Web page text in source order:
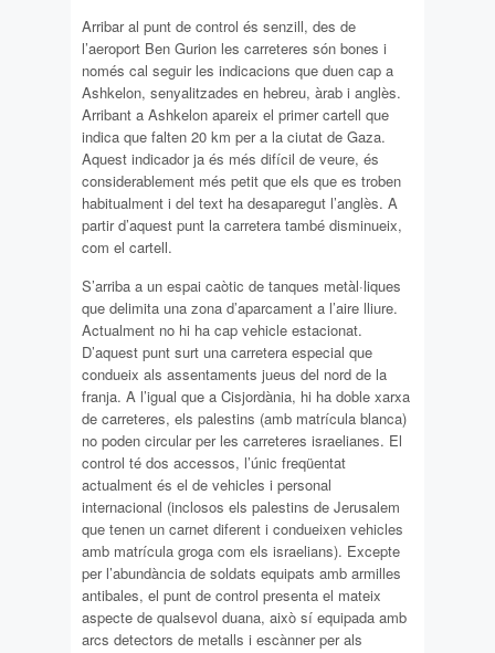
Arribar al punt de control és senzill, des de
l’aeroport Ben Gurion les carreteres són bones i
només cal seguir les indicacions que duen cap a
Ashkelon, senyalitzades en hebreu, àrab i anglès.
Arribant a Ashkelon apareix el primer cartell que
indica que falten 20 km per a la ciutat de Gaza.
Aquest indicador ja és més difícil de veure, és
considerablement més petit que els que es troben
habitualment i del text ha desaparegut l’anglès. A
partir d’aquest punt la carretera també disminueix,
com el cartell.
S’arriba a un espai caòtic de tanques metàl·liques
que delimita una zona d’aparcament a l’aire lliure.
Actualment no hi ha cap vehicle estacionat.
D’aquest punt surt una carretera especial que
condueix als assentaments jueus del nord de la
franja. A l’igual que a Cisjordània, hi ha doble xarxa
de carreteres, els palestins (amb matrícula blanca)
no poden circular per les carreteres israelianes. El
control té dos accessos, l’únic freqüentat
actualment és el de vehicles i personal
internacional (inclosos els palestins de Jerusalem
que tenen un carnet diferent i condueixen vehicles
amb matrícula groga com els israelians). Excepte
per l’abundància de soldats equipats amb armilles
antibales, el punt de control presenta el mateix
aspecte de qualsevol duana, això sí equipada amb
arcs detectors de metalls i escànner per als